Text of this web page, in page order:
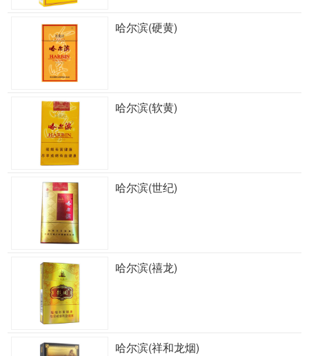
哈尔滨(硬黄)
哈尔滨(软黄)
哈尔滨(世纪)
哈尔滨(禧龙)
哈尔滨(祥和龙烟)